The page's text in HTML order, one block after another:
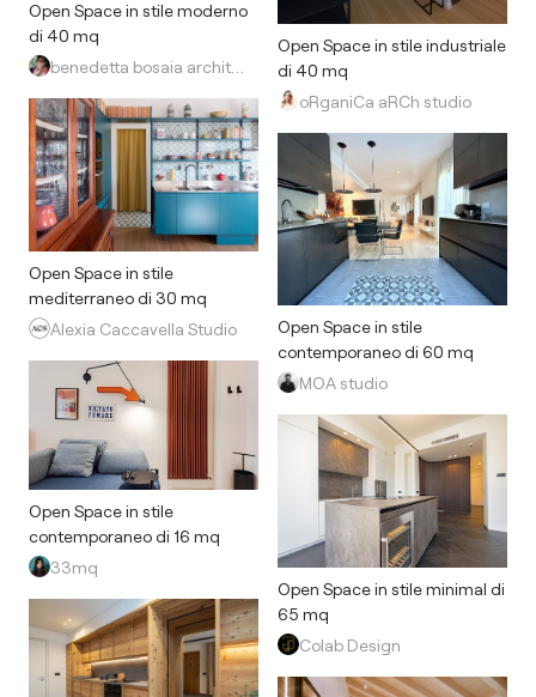
Open Space in stile moderno
di 40 mq
Open Space in stile
mediterraneo di 30 mq
Alexia Caccavella Studio
Open Space in stile
contemporaneo di 16 mq
33mq
Open Space in stile industriale
di 40 mq
oRganiCa aRCh studio
Open Space in stile
contemporaneo di 60 mq
MOA studio
Open Space in stile minimal di
65 mq
Colab Design